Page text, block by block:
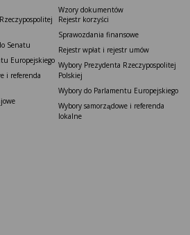
Senatu
Europejskiego
i referenda
Wzory dokumentów
Rejestr korzyści
Sprawozdania finansowe
Rejestr wpłat i rejestr umów
Wybory Prezydenta Rzeczypospolitej
Polskiej
Wybory do Parlamentu Europejskiego
Wybory samorządowe i referenda
lokalne